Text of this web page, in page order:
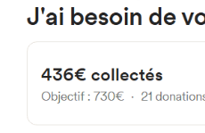
48991 Getxo,
Salsidualde